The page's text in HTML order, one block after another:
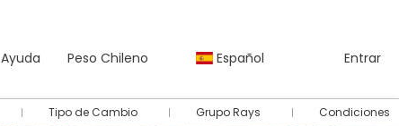
Ayuda Peso Chileno Español Entrar
Tipo de Cambio Grupo Rays Condiciones